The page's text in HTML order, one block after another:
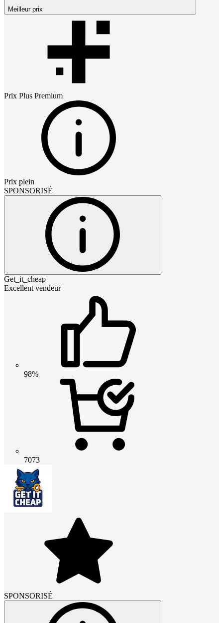
Meilleur prix
Prix Plus Premium
Prix plein
SPONSORISÉ
Get_it_cheap
Excellent vendeur
98%
7073
SPONSORISÉ